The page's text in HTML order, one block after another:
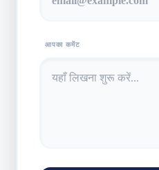
आपका कमेंट